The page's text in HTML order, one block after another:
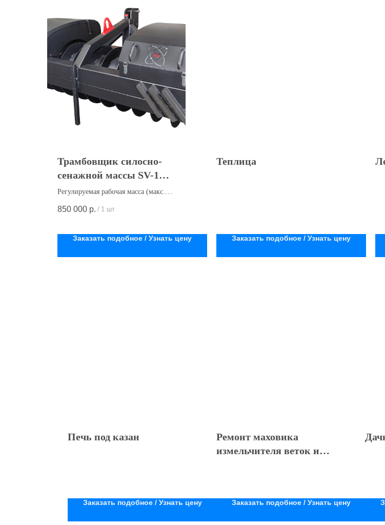
Трамбовщик силосно-
сенажной массы SV-1
(Трамбовщик силоса)
Регулируемая рабочая масса (макс.
Декларация о соответствии: ЕАЭС N
850 000 р. / 1 шт
Заказать подобное / Узнать цену
Теплица
Заказать подобное / Узнать цену
Печь под казан
Заказать подобное / Узнать цену
Ремонт маховика
измельчителя веток и
Заказать подобное / Узнать цену